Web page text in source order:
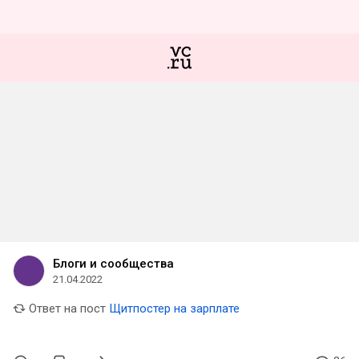
Блоги и сообщества
21.04.2022
Ответ на пост Щитпостер на зарплате